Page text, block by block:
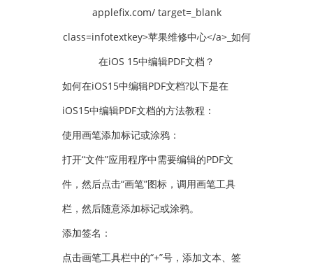
如何在iOS15中编辑PDF文档?以下是在
iOS15中编辑PDF文档的方法教程：
使用画笔添加标记或涂鸦：
打开“文件”应用程序中需要编辑的PDF文
件，然后点击“画笔”图标，调用画笔工具
栏，然后随意添加标记或涂鸦。
添加签名：
点击画笔工具栏中的“+”号，添加文本、签